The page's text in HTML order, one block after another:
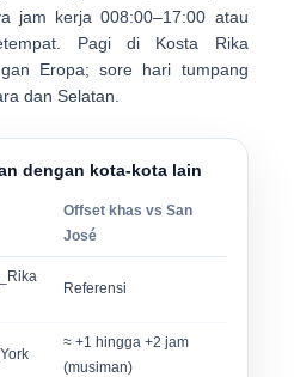
jam kerja008:00–17:00 atau
Pagi di Kosta Rika
Eropa; sore hari tumpang
dan Selatan.
dengan kota-kota lain
Offset khas vs San
José
Referensi
≈ +1 hingga +2 jam
(musiman)